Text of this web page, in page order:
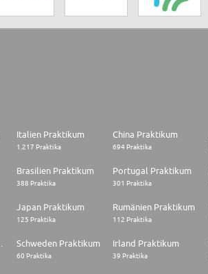
Italien Praktikum
1.217 Praktika
China Praktikum
694 Praktika
Brasilien Praktikum
388 Praktika
Portugal Praktikum
301 Praktika
Japan Praktikum
125 Praktika
Rumänien Praktikum
112 Praktika
Schweden Praktikum
60 Praktika
Irland Praktikum
39 Praktika